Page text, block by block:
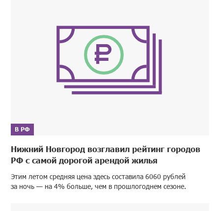
В РФ
Нижний Новгород возглавил рейтинг городов
РФ с самой дорогой арендой жилья
Этим летом средняя цена здесь составила 6060 рублей
за ночь — на 4% больше, чем в прошлогоднем сезоне.